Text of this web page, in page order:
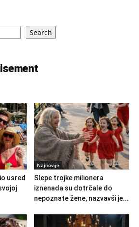
Search
usred
Najnovije
Slepe trojke milionera
iznenada su dotrčale do
nepoznate žene, nazvavši je...